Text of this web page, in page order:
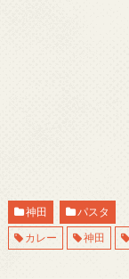
神田
パスタ
カレー
神田